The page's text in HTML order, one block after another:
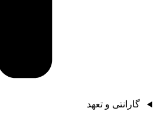
گارانتی و تعهد